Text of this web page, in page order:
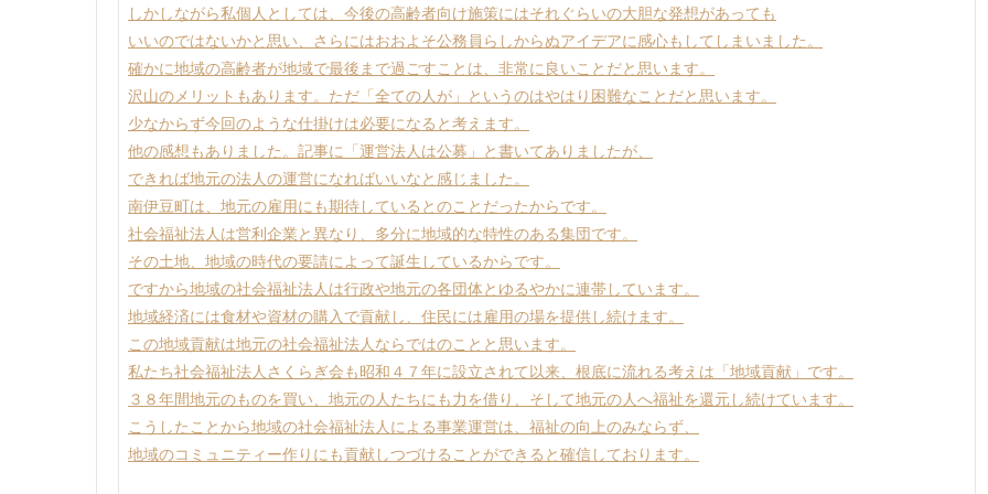
しかしながら私個人としては、今後の高齢者向け施策にはそれぐらいの大胆な発想があっても
いいのではないかと思い、さらにはおおよそ公務員らしからぬアイデアに感心もしてしまいました。
確かに地域の高齢者が地域で最後まで過ごすことは、非常に良いことだと思います。
沢山のメリットもあります。ただ「全ての人が」というのはやはり困難なことだと思います。
少なからず今回のような仕掛けは必要になると考えます。
他の感想もありました。記事に「運営法人は公募」と書いてありましたが、
できれば地元の法人の運営になればいいなと感じました。
南伊豆町は、地元の雇用にも期待しているとのことだったからです。
社会福祉法人は営利企業と異なり、多分に地域的な特性のある集団です。
その土地、地域の時代の要請によって誕生しているからです。
ですから地域の社会福祉法人は行政や地元の各団体とゆるやかに連帯しています。
地域経済には食材や資材の購入で貢献し、住民には雇用の場を提供し続けます。
この地域貢献は地元の社会福祉法人ならではのことと思います。
私たち社会福祉法人さくらぎ会も昭和４７年に設立されて以来、根底に流れる考えは「地域貢献」です。
３８年間地元のものを買い、地元の人たちにも力を借り、そして地元の人へ福祉を還元し続けています。
こうしたことから地域の社会福祉法人による事業運営は、福祉の向上のみならず、
地域のコミュニティー作りにも貢献しつづけることができると確信しております。